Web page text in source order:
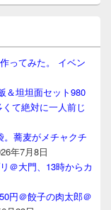
ってみた。 イベン
＆坦坦面セット980
て絶対に一人前じ
。蕎麦がメチャクチ
年7月8日
＠大門、13時からカ
円＠餃子の肉太郎＠